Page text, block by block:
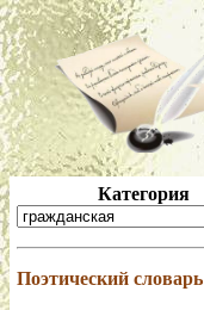
Категория
Поэтический словарь